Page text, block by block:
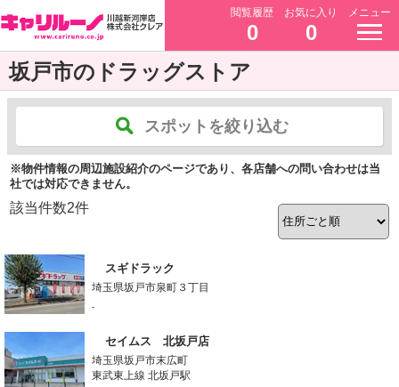
閲覧履歴
0
お気に入り
0
メニュー
坂戸市のドラッグストア
スポットを絞り込む
※物件情報の周辺施設紹介のページであり、各店舗への問い合わせは当
社では対応できません。
該当件数2件
スギドラック
埼玉県坂戸市泉町３丁目
-
セイムス 北坂戸店
埼玉県坂戸市末広町
東武東上線 北坂戸駅